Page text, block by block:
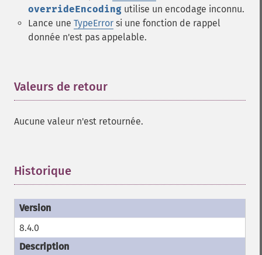
overrideEncoding utilise un encodage inconnu.
Lance une TypeError si une fonction de rappel
donnée n'est pas appelable.
Valeurs de retour
Aucune valeur n'est retournée.
Historique
8.4.0